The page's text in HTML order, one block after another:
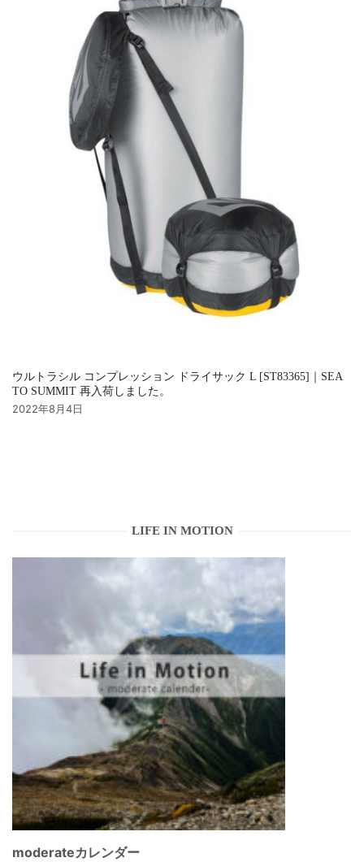
ウルトラシル コンプレッション ドライサック L [ST83365]｜SEA
TO SUMMIT 再入荷しました。
2022年8月4日
LIFE IN MOTION
moderateカレンダー